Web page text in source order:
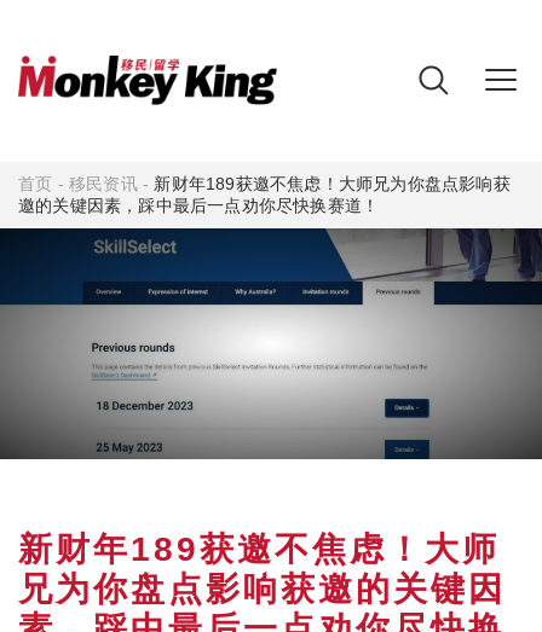
首页 -移民资讯- 新财年189获邀不焦虑！大师兄为你盘点影响获
邀的关键因素，踩中最后一点劝你尽快换赛道！
新财年189获邀不焦虑！大师
兄为你盘点影响获邀的关键因